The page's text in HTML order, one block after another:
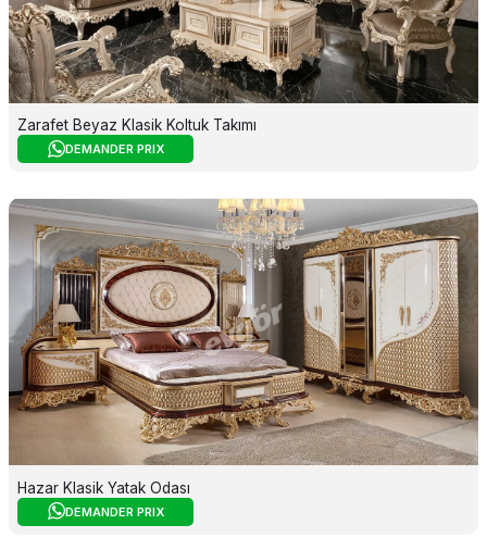
Zarafet Beyaz Klasik Koltuk Takımı
DEMANDER PRIX
Hazar Klasik Yatak Odası
DEMANDER PRIX